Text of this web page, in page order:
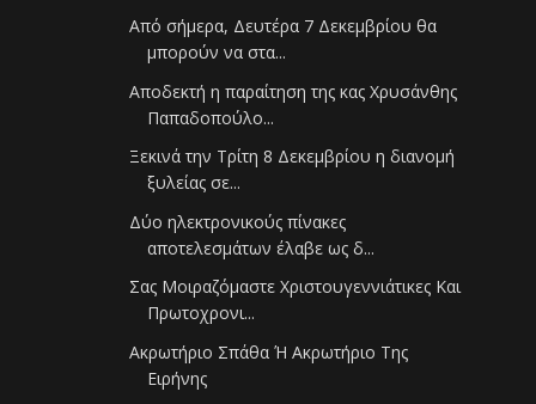
Από σήμερα, Δευτέρα 7 Δεκεμβρίου θα
μπορούν να στα...
Αποδεκτή η παραίτηση της κας Χρυσάνθης
Παπαδοπούλο...
Ξεκινά την Τρίτη 8 Δεκεμβρίου η διανομή
ξυλείας σε...
Δύο ηλεκτρονικούς πίνακες
αποτελεσμάτων έλαβε ως δ...
Σας Μοιραζόμαστε Χριστουγεννιάτικες Και
Πρωτοχρονι...
Ακρωτήριο Σπάθα Ή Ακρωτήριο Της
Ειρήνης